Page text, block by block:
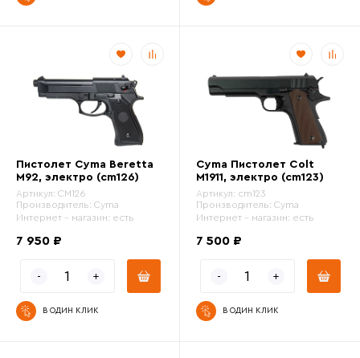
Пистолет Cyma Beretta
M92, электро (cm126)
Артикул: CM126
Производитель: Cyma
Интернет - магазин: есть
7 950 ₽
В ОДИН КЛИК
Cyma Пистолет Colt
M1911, электро (cm123)
Артикул: cm123
Производитель: Cyma
Интернет - магазин: есть
7 500 ₽
В ОДИН КЛИК